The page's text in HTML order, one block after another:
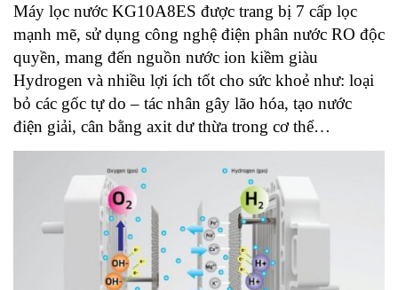
Máy lọc nước KG10A8ES được trang bị 7 cấp lọc
mạnh mẽ, sử dụng công nghệ điện phân nước RO độc
quyền, mang đến nguồn nước ion kiềm giàu
Hydrogen và nhiều lợi ích tốt cho sức khoẻ như: loại
bỏ các gốc tự do – tác nhân gây lão hóa, tạo nước
điện giải, cân bằng axit dư thừa trong cơ thể…